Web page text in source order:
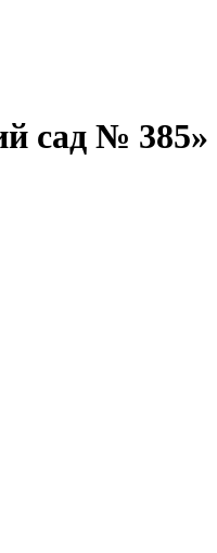
сад № 385»